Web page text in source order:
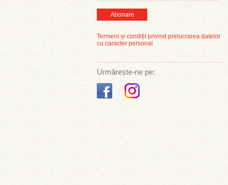
Abonare
Termeni și condiții privind prelucrarea datelor
cu caracter personal
Urmărește-ne pe: